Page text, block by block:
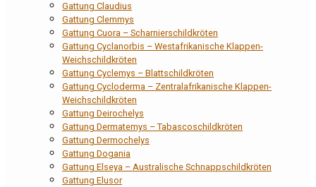
Gattung Claudius
Gattung Clemmys
Gattung Cuora – Scharnierschildkröten
Gattung Cyclanorbis – Westafrikanische Klappen-
Weichschildkröten
Gattung Cyclemys – Blattschildkröten
Gattung Cycloderma – Zentralafrikanische Klappen-
Weichschildkröten
Gattung Deirochelys
Gattung Dermatemys – Tabascoschildkröten
Gattung Dermochelys
Gattung Dogania
Gattung Elseya – Australische Schnappschildkröten
Gattung Elusor